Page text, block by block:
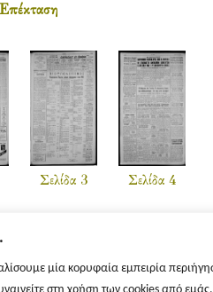
μία κορυφαία εμπειρία
στη χρήση των cookies από εμάς.
Επέκταση
Σελίδα 3 Σελίδα 4